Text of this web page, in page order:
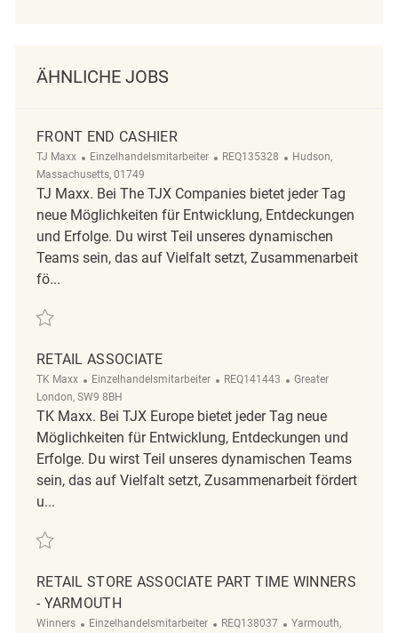
ÄHNLICHE JOBS
FRONT END CASHIER
TJ Maxx Kategorie
Einzelhandelsmitarbeiter ReqId
REQ135328 Ort
Hudson,
Massachusetts, 01749
TJ Maxx. Bei The TJX Companies bietet jeder Tag
neue Möglichkeiten für Entwicklung, Entdeckungen
und Erfolge. Du wirst Teil unseres dynamischen
Teams sein, das auf Vielfalt setzt, Zusammenarbeit
fö...
Retten Front End Cashier REQ135328
RETAIL ASSOCIATE
TK Maxx Kategorie
Einzelhandelsmitarbeiter ReqId
REQ141443 Ort
Greater
London, SW9 8BH
TK Maxx. Bei TJX Europe bietet jeder Tag neue
Möglichkeiten für Entwicklung, Entdeckungen und
Erfolge. Du wirst Teil unseres dynamischen Teams
sein, das auf Vielfalt setzt, Zusammenarbeit fördert
u...
Retten Retail Associate REQ141443
RETAIL STORE ASSOCIATE PART TIME WINNERS
- YARMOUTH
Winners Kategorie
Einzelhandelsmitarbeiter ReqId
REQ138037 Ort
Yarmouth,